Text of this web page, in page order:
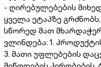
- ღირებულებების
ყველა ეტაპზე
სწორედ მათ
ვლინდება: 1.
3. მათი უფლებების